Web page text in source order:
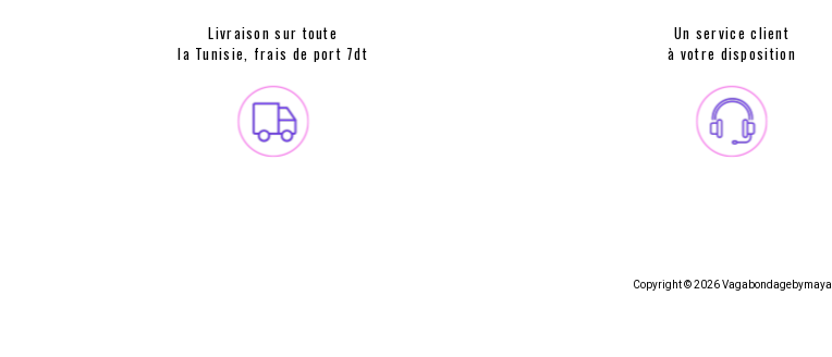
Livraison sur toute
la Tunisie, frais de port 7dt
Un service client
à votre disposition
Copyright © 2026 Vagabondagebymaya